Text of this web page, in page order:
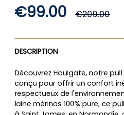
€99.00
régulier
€209.00
DESCRIPTION
Découvrez Houlgate, notre
conçu pour offrir un confort
respectueux de
laine mérinos 100% pure, ce